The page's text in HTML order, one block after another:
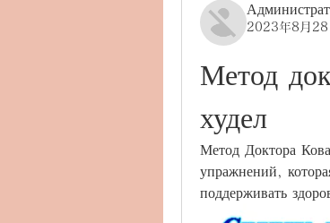
2023年8月28
Метод
худел
Метод Доктора
упражнений,
поддерживать